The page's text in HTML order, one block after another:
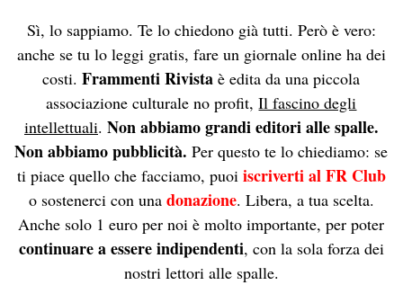
Sì, lo sappiamo. Te lo chiedono già tutti. Però è vero:
anche se tu lo leggi gratis, fare un giornale online ha dei
costi.Frammenti Rivistaè edita da una piccola
associazione culturale no profit,Il fascino degli
intellettuali. Non abbiamo grandi editori alle spalle.
Non abbiamo pubblicità. Per questo te lo chiediamo: se
ti piace quello che facciamo, puoi iscriverti al FR Club
o sostenerci con una donazione. Libera, a tua scelta.
Anche solo 1 euro per noi è molto importante, per poter
continuare a essere indipendenti, con la sola forza dei
nostri lettori alle spalle.